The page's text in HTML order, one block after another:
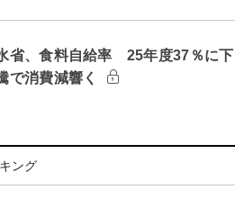
省、食料自給率 25年度37％に下
消費減響く
ング